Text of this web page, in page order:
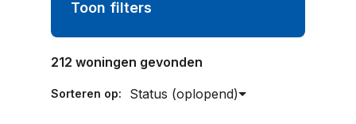
Toon filters
212 woningen gevonden
Sorteren op: